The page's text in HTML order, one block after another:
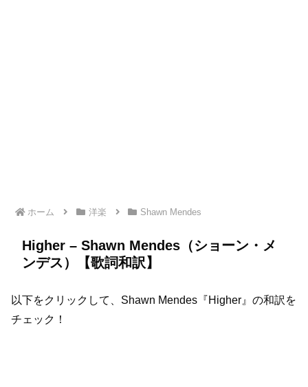
ホーム 洋楽 Shawn Mendes
Higher – Shawn Mendes（ショーン・メ
ンデス）【歌詞和訳】
以下をクリックして、Shawn Mendes『Higher』の和訳を
チェック！